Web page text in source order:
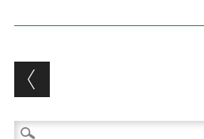
Post navigation
Ricerca